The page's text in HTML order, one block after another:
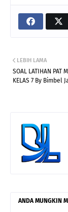
LEBIH LAMA
SOAL LATIHAN PAT
KELAS 7 By Bimbel
ANDA MUNGKIN